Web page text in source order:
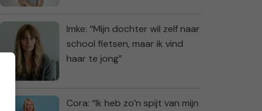
Imke: “Mijn dochter wil zelf naar
school fietsen, maar ik vind
haar te jong”
Cora: “Ik heb zo’n spijt van mijn